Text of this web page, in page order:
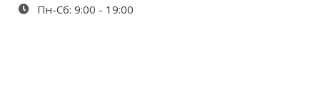
Пн-Сб: 9:00 - 19:00